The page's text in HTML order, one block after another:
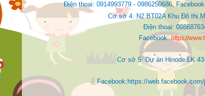
Điện thoại: 0914993779 - 0986250686,
Cơ sở 4: N2 BT02A Khu Đô thị
Điện thoại:
Facebook:https://
Cơ sở 5: Dự án Hinode LK
Facebook:https://web.facebook.com/